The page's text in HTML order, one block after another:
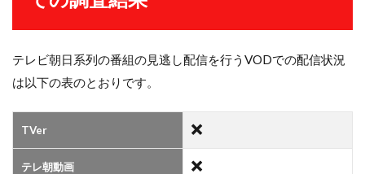
テレビ朝日系列の番組の見逃し配信を行うVODでの配信状況
は以下の表のとおりです。
TVer
テレ朝動画